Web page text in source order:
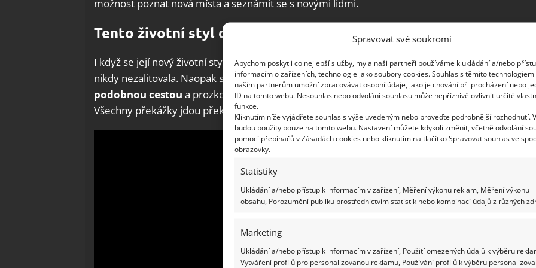
Spravovat své soukromí
Abychom poskytli co nejlepší služby, my a naši partneři používáme k ukládání a/nebo
informacím o zařízeních, technologie jako soubory cookies. Souhlas s těmito
našim partnerům umožní zpracovávat osobní údaje, jako je chování při procházení nebo
ID na tomto webu. Nesouhlas nebo odvolání souhlasu může nepříznivě ovlivnit určité
funkce.
Kliknutím níže vyjádřete souhlas s výše uvedeným nebo proveďte podrobnější rozhodnutí.
budou použity pouze na tomto webu. Nastavení můžete kdykoli změnit, včetně odvolání
pomocí přepínačů v Zásadách cookies nebo kliknutím na tlačítko Spravovat souhlas ve
obrazovky.
Statistiky
Ukládání a/nebo přístup k informacím v zařízení, Měření výkonu reklam, Měření výkonu
obsahu, Porozumění publiku prostřednictvím statistik nebo kombinací údajů z různých
Marketing
Ukládání a/nebo přístup k informacím v zařízení, Použití omezených údajů k výběru
Vytváření profilů pro personalizovanou reklamu, Používání profilů k výběru
možnost poznat nová místa a seznámit se s novými lidmi.
Tento životní styl doporučuje každému
I když se její nový životní styl od toho původního změnil takřka od základů, tohoto kroku
nikdy nezalitovala. Naopak svým příkladempovzbuzuje další lidi, aby se vydali
podobnou cestou a prozkoumali svět a všechny možnosti, které člověku přináší.
Všechny překážky jdou překonat s lehkostí a chytrostí, pokud máte odvahu jim čelit.